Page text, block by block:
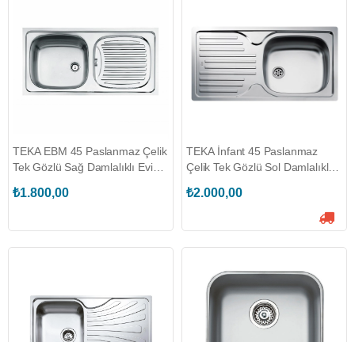
TEKA EBM 45 Paslanmaz Çelik
Tek Gözlü Sağ Damlalıklı Eviye
₺1.800,00
TEKA İnfant 45 Paslanmaz
Çelik Tek Gözlü Sol Damlalıklı
₺2.000,00